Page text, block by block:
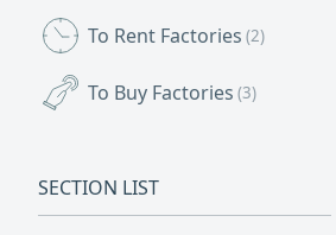
To Rent Factories (2)
To Buy Factories (3)
SECTION LIST